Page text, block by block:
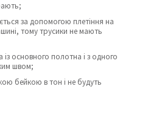
за допомогою плетіння на
тому трусики не мають
основного полотна і з одного
швом;
бейкою в тон і не будуть